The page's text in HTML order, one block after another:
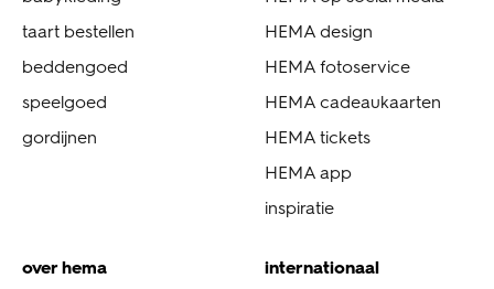
taart bestellen
beddengoed
speelgoed
gordijnen
HEMA design
HEMA fotoservice
HEMA cadeaukaarten
HEMA tickets
HEMA app
inspiratie
over hema
internationaal